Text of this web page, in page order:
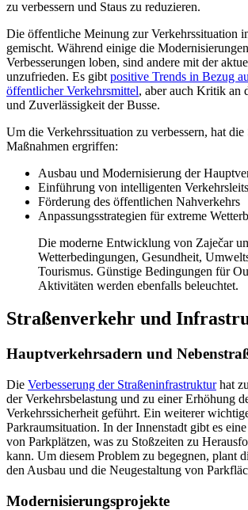
zu verbessern und Staus zu reduzieren.
Die öffentliche Meinung zur Verkehrssituation
gemischt. Während einige die
Verbesserungen loben, sind andere mit der
unzufrieden. Es gibt positive Trends in Bezug
öffentlicher Verkehrsmittel, aber auch Kritik an
und Zuverlässigkeit der Busse.
Um die Verkehrssituation zu verbessern, hat die
Maßnahmen ergriffen:
Ausbau und Modernisierung der
Einführung von intelligenten
Förderung des öffentlichen Nahverkehrs
Anpassungsstrategien für extreme
Die moderne Entwicklung von Zaječar
Wetterbedingungen, Gesundheit,
Tourismus. Günstige Bedingungen für
Aktivitäten werden ebenfalls beleuchtet.
Straßenverkehr und
Hauptverkehrsadern und
Die Verbesserung der Straßeninfrastrukturhat
der Verkehrsbelastung und zu einer Erhöhung
Verkehrssicherheit geführt. Ein weiterer
Parkraumsituation. In der Innenstadt gibt es
von Parkplätzen, was zu Stoßzeiten zu
kann. Um diesem Problem zu begegnen, plant
den Ausbau und die Neugestaltung von
Modernisierungsprojekte